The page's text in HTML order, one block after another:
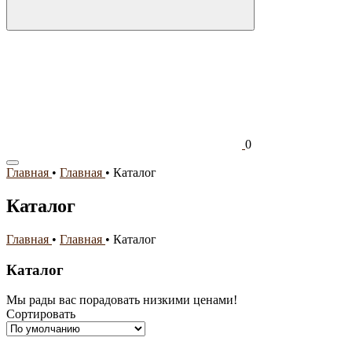
0
Главная • Главная • Каталог
Каталог
Главная • Главная • Каталог
Каталог
Мы рады вас порадовать низкими ценами!
Сортировать